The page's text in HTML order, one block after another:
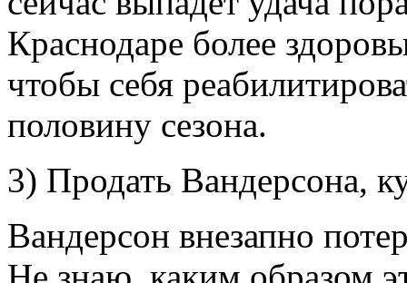
Краснодаре более
чтобы себя
половину сезона.
3) Продать Вандерсона,
Вандерсон внезапно